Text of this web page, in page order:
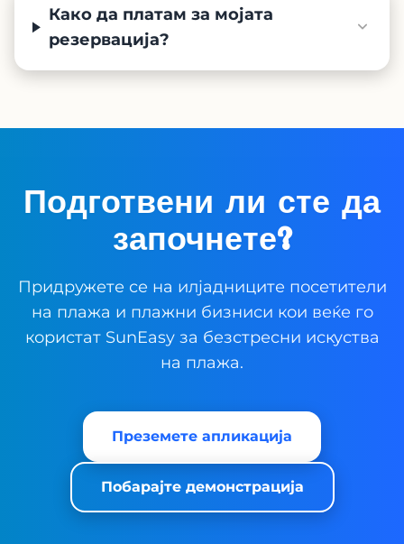
Како да платам за мојата
резервација?
Подготвени ли сте да
започнете?
Придружете се на илјадниците посетители
на плажа и плажни бизниси кои веќе го
користат SunEasy за безстресни искуства
на плажа.
Преземете апликација
Побарајте демонстрација